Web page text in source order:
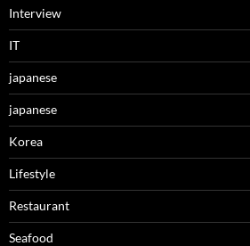
Interview
IT
japanese
japanese
Korea
Lifestyle
Restaurant
Seafood